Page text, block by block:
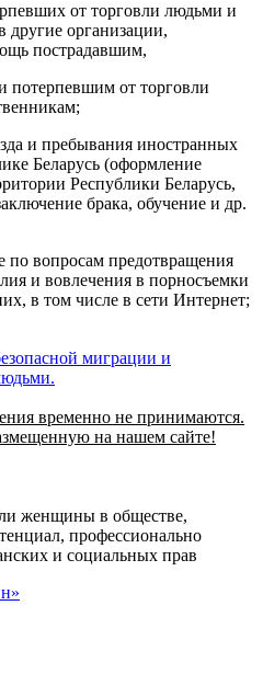
от торговли людьми и
другие организации,
пострадавшим,
потерпевшим от торговли
и пребывания иностранных
Беларусь (оформление
Республики Беларусь,
брака, обучение и др.
по вопросам предотвращения
и вовлечения в порносъемки
в том числе в сети Интернет;
миграции и
временно не принимаются.
на нашем сайте!
женщины в обществе,
профессионально
и социальных прав